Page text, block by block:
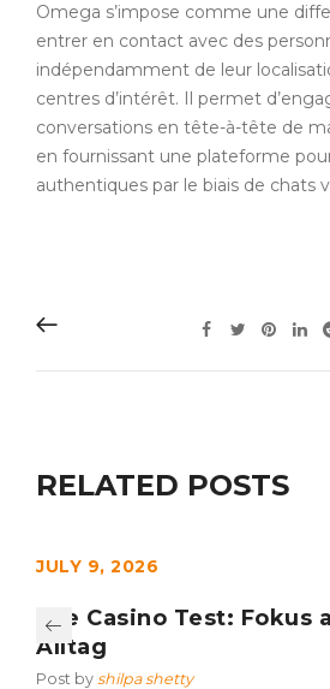
Omega s’impose comme une
entrer en contact avec des
indépendamment de leur
centres d’intérêt. Il permet
conversations en tête-à-tête de
en fournissant une plateforme
authentiques par le biais de chats
RELATED POSTS
JULY 9, 2026
Axe Casino Test: Fokus
Alltag
Post by shilpa shetty